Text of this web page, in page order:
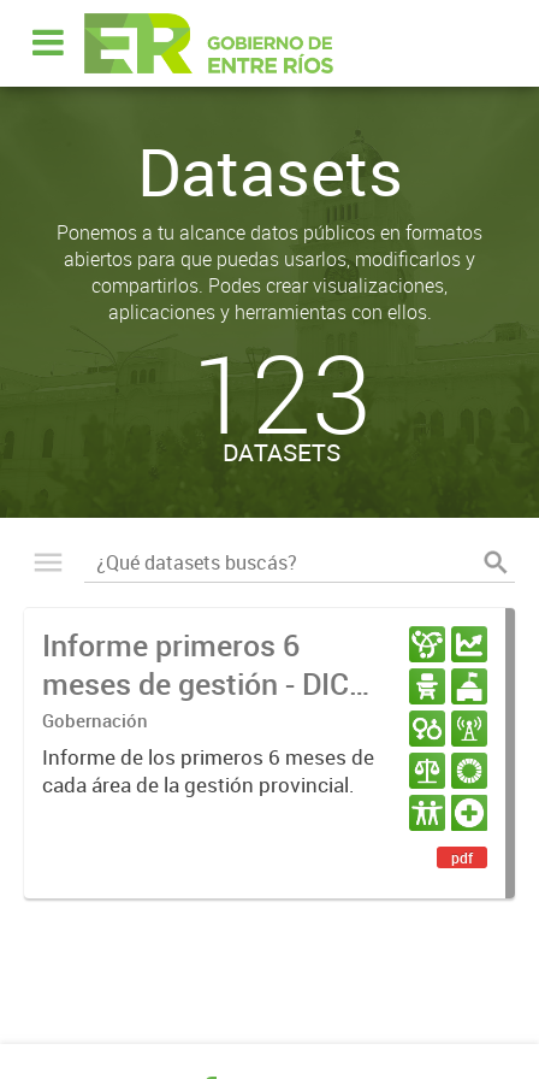
Datasets
Ponemos a tu alcance datos públicos en formatos
abiertos para que puedas usarlos, modificarlos y
compartirlos. Podes crear visualizaciones,
aplicaciones y herramientas con ellos.
123
DATASETS
Informe primeros 6
meses de gestión - DIC
23 / JUN 24
Gobernación
Informe de los primeros 6 meses de
cada área de la gestión provincial.
pdf